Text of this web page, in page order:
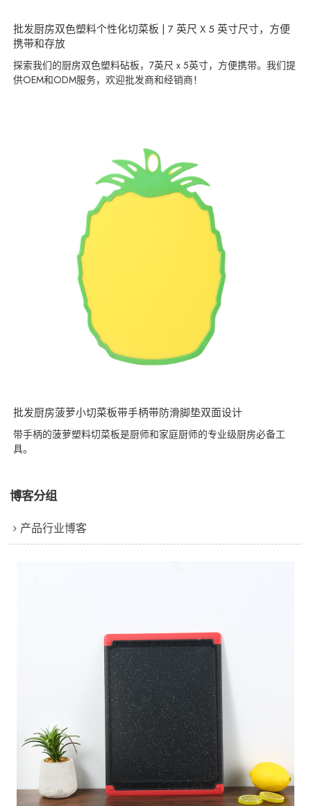
批发厨房双色塑料个性化切菜板 | 7 英尺 X 5 英寸尺寸，方便
携带和存放
探索我们的厨房双色塑料砧板，7英尺 x 5英寸，方便携带。我们提
供OEM和ODM服务，欢迎批发商和经销商！
批发厨房菠萝小切菜板带手柄带防滑脚垫双面设计
带手柄的菠萝塑料切菜板是厨师和家庭厨师的专业级厨房必备工
具。
博客分组
产品行业博客